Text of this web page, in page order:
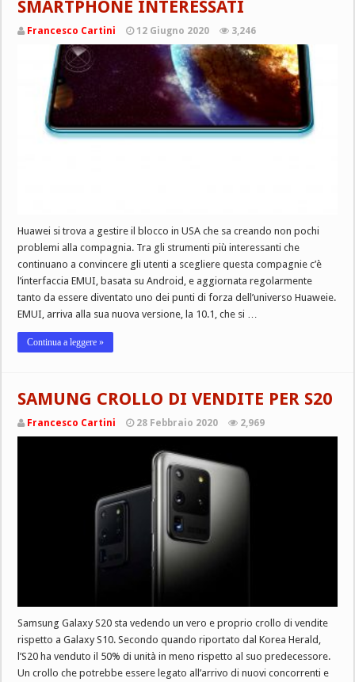
SMARTPHONE INTERESSATI
Francesco Cartini 12 Giugno 2020 3,246
Huawei si trova a gestire il blocco in USA che sa creando non pochi
problemi alla compagnia. Tra gli strumenti più interessanti che
continuano a convincere gli utenti a scegliere questa compagnie c’è
l’interfaccia EMUI, basata su Android, e aggiornata regolarmente
tanto da essere diventato uno dei punti di forza dell’universo Huaweie.
EMUI, arriva alla sua nuova versione, la 10.1, che si …
Continua a leggere »
SAMUNG CROLLO DI VENDITE PER S20
Francesco Cartini 28 Febbraio 2020 2,969
Samsung Galaxy S20 sta vedendo un vero e proprio crollo di vendite
rispetto a Galaxy S10. Secondo quando riportato dal Korea Herald,
l’S20 ha venduto il 50% di unità in meno rispetto al suo predecessore.
Un crollo che potrebbe essere legato all’arrivo di nuovi concorrenti e